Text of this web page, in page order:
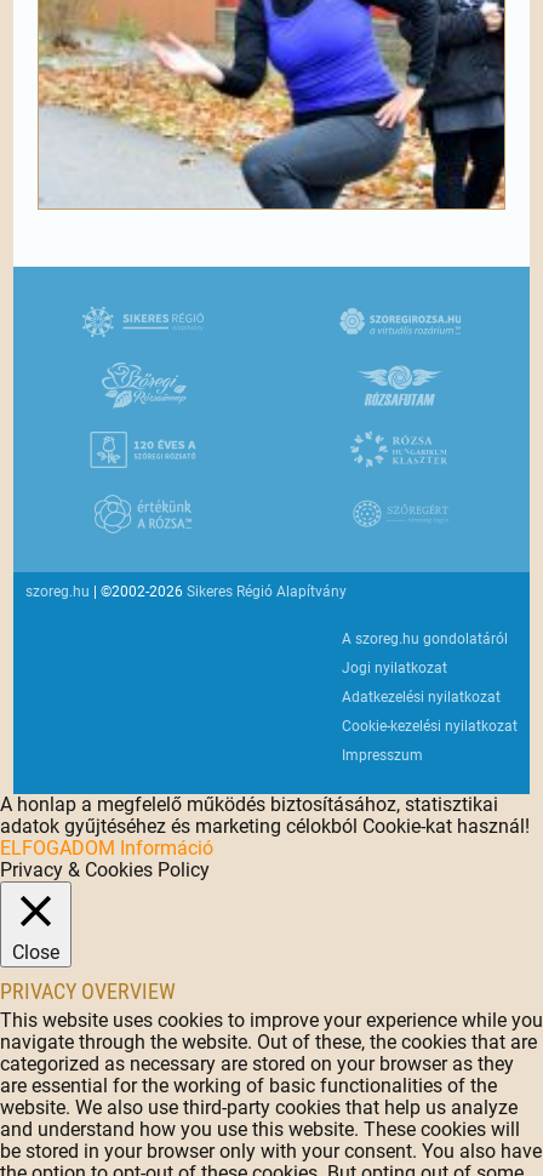
szoreg.hu | ©2002-2026Sikeres Régió Alapítvány
A szoreg.hu gondolatáról
Jogi nyilatkozat
Adatkezelési nyilatkozat
Cookie-kezelési nyilatkozat
Impresszum
A honlap a megfelelő működés biztosításához, statisztikai
adatok gyűjtéséhez és marketing célokból Cookie-kat használ!
ELFOGADOM Információ
Privacy & Cookies Policy
Close
PRIVACY OVERVIEW
This website uses cookies to improve your experience while you
navigate through the website. Out of these, the cookies that are
categorized as necessary are stored on your browser as they
are essential for the working of basic functionalities of the
website. We also use third-party cookies that help us analyze
and understand how you use this website. These cookies will
be stored in your browser only with your consent. You also have